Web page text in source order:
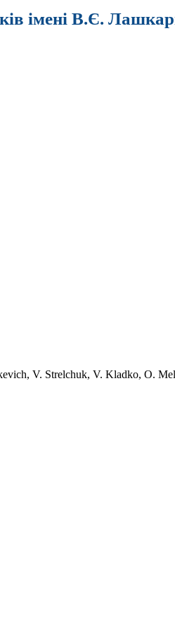
імені В.Є.
V. Strelchuk, V. Kladko, O.